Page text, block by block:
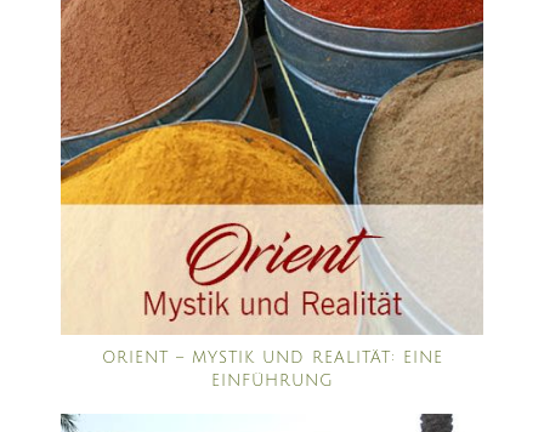
ORIENT – MYSTIK UND REALITÄT: EINE
EINFÜHRUNG